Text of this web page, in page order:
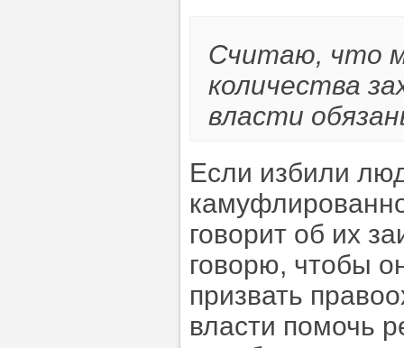
Считаю, что
количества
власти
Если избили
говорит об их
говорю, чтобы
призвать
власти помочь